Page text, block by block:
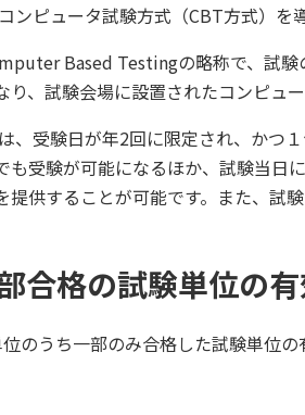
ンピュータ試験方式（CBT方式）を
Based Testingの略称で、試験
り、試験会場に設置されたコンピュ
、受験日が年2回に限定され、かつ
も受験が可能になるほか、試験当日
提供することが可能です。また、試
合格の試験単位の
のうち一部のみ合格した試験単位